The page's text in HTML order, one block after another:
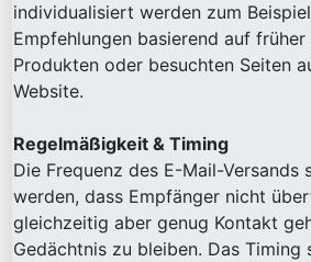
individualisiert werden zum
Empfehlungen basierend auf
Produkten oder besuchten Seiten
Website.
Regelmäßigkeit & Timing
Die Frequenz des E-Mail-Versands
werden, dass Empfänger nicht
gleichzeitig aber genug Kontakt
Gedächtnis zu bleiben. Das Timing